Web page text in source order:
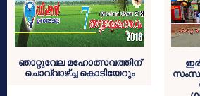
ഞാറ്റുവേല മഹോത്സവത്തിന്
ചൊവ്വാഴ്ച്ച കൊടിയേറും